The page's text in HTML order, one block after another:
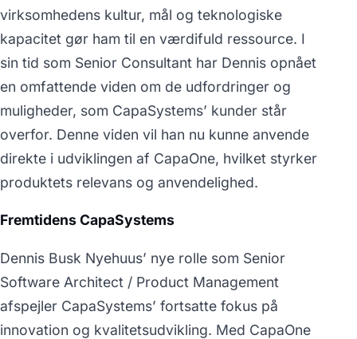
virksomhedens kultur, mål og teknologiske
kapacitet gør ham til en værdifuld ressource. I
sin tid som Senior Consultant har Dennis opnået
en omfattende viden om de udfordringer og
muligheder, som CapaSystems’ kunder står
overfor. Denne viden vil han nu kunne anvende
direkte i udviklingen af CapaOne, hvilket styrker
produktets relevans og anvendelighed.
Fremtidens CapaSystems
Dennis Busk Nyehuus’ nye rolle som Senior
Software Architect / Product Management
afspejler CapaSystems’ fortsatte fokus på
innovation og kvalitetsudvikling. Med CapaOne